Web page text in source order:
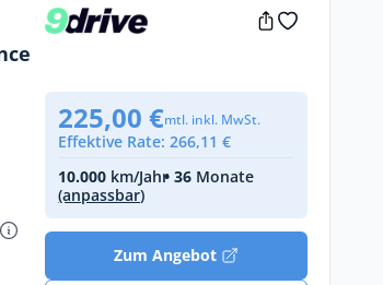
225,00 €mtl. inkl. MwSt.
Effektive Rate: 266,11 €
10.000 km/Jahr• 36 Monate
(anpassbar)
Zum Angebot